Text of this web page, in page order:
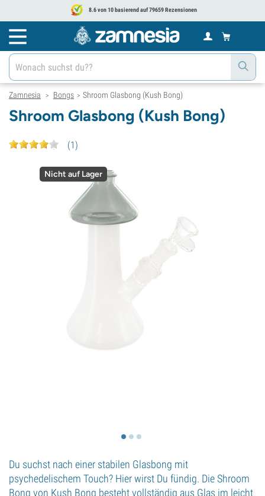
8.6 von 10 basierend auf 79659 Rezensionen
Zamnesia > Bongs > Shroom Glasbong (Kush Bong)
Shroom Glasbong (Kush Bong)
(1)
Nicht auf Lager
Du suchst nach einer stabilen Glasbong mit
psychedelischem Touch? Hier wirst Du fündig. Die Shroom
Bong von Kush Bong besteht vollständig aus Glas im leicht